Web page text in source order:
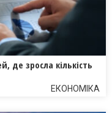
де зросла кількість
ЕКОНОМІКА